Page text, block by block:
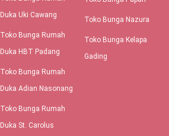
Duka Uki Cawang
Toko Bunga Rumah
Duka HBT Padang
Toko Bunga Rumah
Duka Adian Nasonang
Toko Bunga Rumah
Duka St. Carolus
Toko Bunga Nazura
Toko Bunga Kelapa
Gading